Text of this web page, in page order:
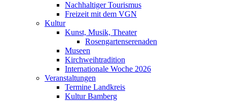
Nachhaltiger Tourismus
Freizeit mit dem VGN
Kultur
Kunst, Musik, Theater
Rosengartenserenaden
Museen
Kirchweihtradition
Internationale Woche 2026
Veranstaltungen
Termine Landkreis
Kultur Bamberg